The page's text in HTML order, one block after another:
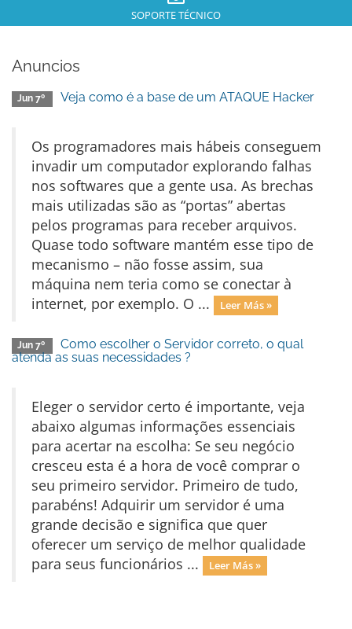
SOPORTE TÉCNICO
Anuncios
Jun 7º Veja como é a base de um ATAQUE Hacker
Os programadores mais hábeis conseguem
invadir um computador explorando falhas
nos softwares que a gente usa. As brechas
mais utilizadas são as “portas” abertas
pelos programas para receber arquivos.
Quase todo software mantém esse tipo de
mecanismo – não fosse assim, sua
máquina nem teria como se conectar à
internet, por exemplo. O ...
Leer Más »
Jun 7º
Como escolher o Servidor correto, o qual
atenda as suas necessidades ?
Eleger o servidor certo é importante, veja
abaixo algumas informações essenciais
para acertar na escolha: Se seu negócio
cresceu esta é a hora de você comprar o
seu primeiro servidor. Primeiro de tudo,
parabéns! Adquirir um servidor é uma
grande decisão e significa que quer
oferecer um serviço de melhor qualidade
para seus funcionários ...
Leer Más »